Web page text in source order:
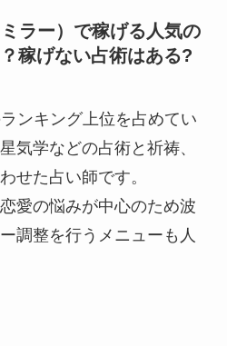
ラー）で稼げる人気の
稼げない占術はある?
ンキング上位を占めてい
気学などの占術と祈祷、
せた占い師です。
愛の悩みが中心のため波
調整を行うメニューも人